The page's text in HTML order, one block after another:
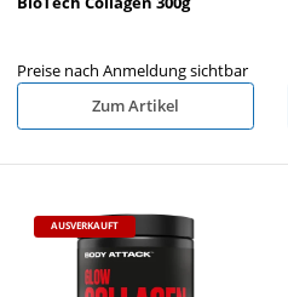
Preise nach Anmeldung sichtbar
Zum Artikel
AUSVERKAUFT